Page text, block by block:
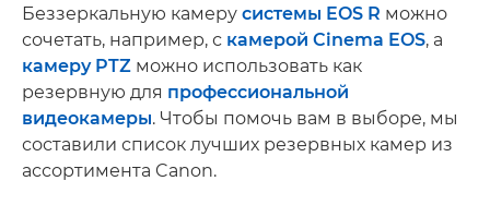
Беззеркальную камеру системы EOS R можно
сочетать, например, с камерой Cinema EOS, а
камеру PTZ можно использовать как
резервную для профессиональной
видеокамеры. Чтобы помочь вам в выборе, мы
составили список лучших резервных камер из
ассортимента Canon.